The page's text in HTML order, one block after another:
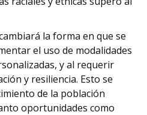
la forma en que se
el uso de modalidades
y al requerir
y resiliencia. Esto se
de la población
oportunidades como